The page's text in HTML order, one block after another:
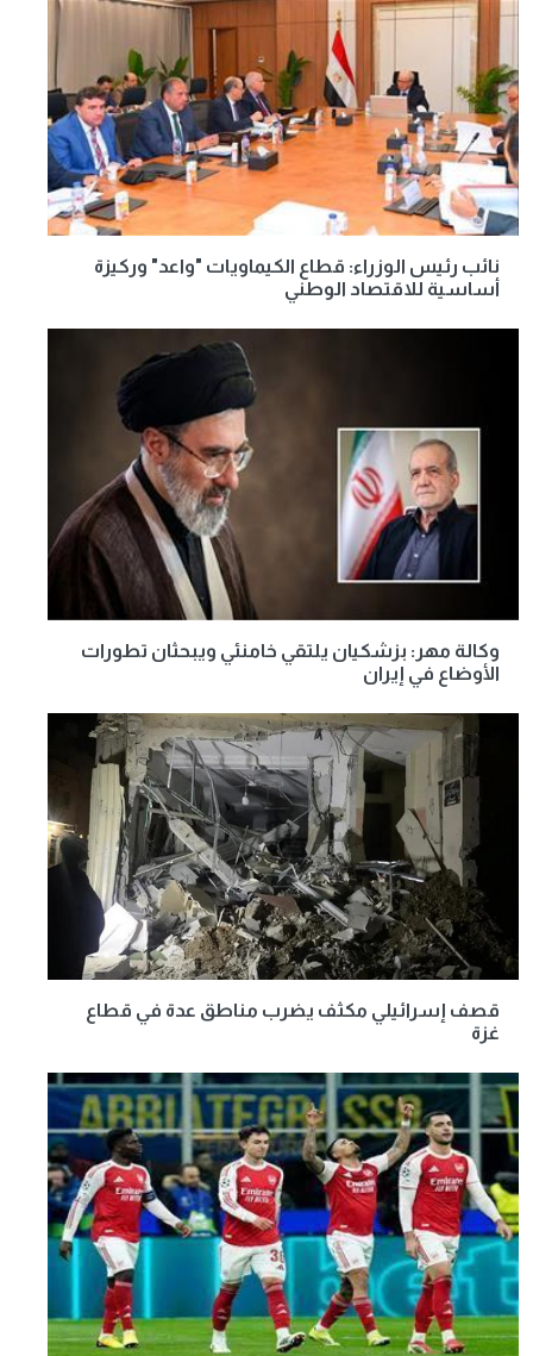
نائب رئيس الوزراء: قطاع الكيماويات "واعد" وركيزة
أساسية للاقتصاد الوطني
وكالة مهر: بزشكيان يلتقي خامنئي ويبحثان تطورات
الأوضاع في إيران
قصف إسرائيلي مكثف يضرب مناطق عدة في قطاع
غزة